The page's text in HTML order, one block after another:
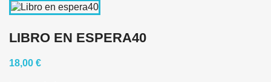
LIBRO EN ESPERA40
18,00 €